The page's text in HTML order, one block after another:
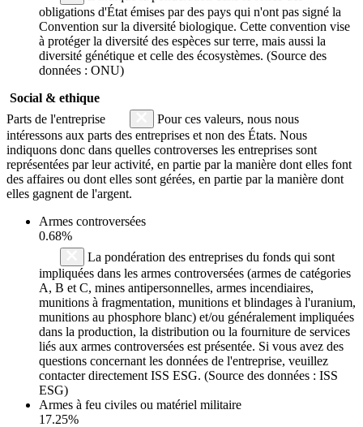
obligations d'État émises par des pays qui n'ont pas signé la
Convention sur la diversité biologique. Cette convention vise
à protéger la diversité des espèces sur terre, mais aussi la
diversité génétique et celle des écosystèmes. (Source des
données : ONU)
Social & ethique
Parts de l'entreprise
Pour ces valeurs, nous nous
intéressons aux parts des entreprises et non des États. Nous
indiquons donc dans quelles controverses les entreprises sont
représentées par leur activité, en partie par la manière dont elles font
des affaires ou dont elles sont gérées, en partie par la manière dont
elles gagnent de l'argent.
Armes controversées
0.68%
La pondération des entreprises du fonds qui sont
impliquées dans les armes controversées (armes de catégories
A, B et C, mines antipersonnelles, armes incendiaires,
munitions à fragmentation, munitions et blindages à l'uranium,
munitions au phosphore blanc) et/ou généralement impliquées
dans la production, la distribution ou la fourniture de services
liés aux armes controversées est présentée. Si vous avez des
questions concernant les données de l'entreprise, veuillez
contacter directement ISS ESG. (Source des données : ISS
ESG)
Armes à feu civiles ou matériel militaire
17.25%